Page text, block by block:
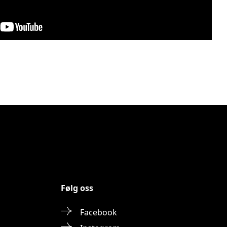
Følg oss
Facebook